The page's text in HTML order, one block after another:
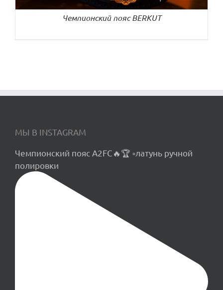
Чемпионский пояс BERKUT
МЫ В INSTAGRAM
Чемпионский пояс A2FC🔥🏆 ▫️латунь ручной
полировки